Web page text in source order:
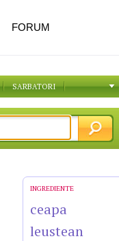
SARBATORI
INGREDIENTE
ceapa
leustean
FORUM